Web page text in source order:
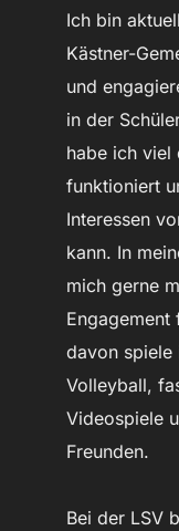
Ich bin
Kästner-
und
in der
habe ich viel
funktioniert
Interessen
kann. In
mich gerne
Engagement
davon spiele
Volleyball,
Videospiele
Freunden.
Bei der LSV